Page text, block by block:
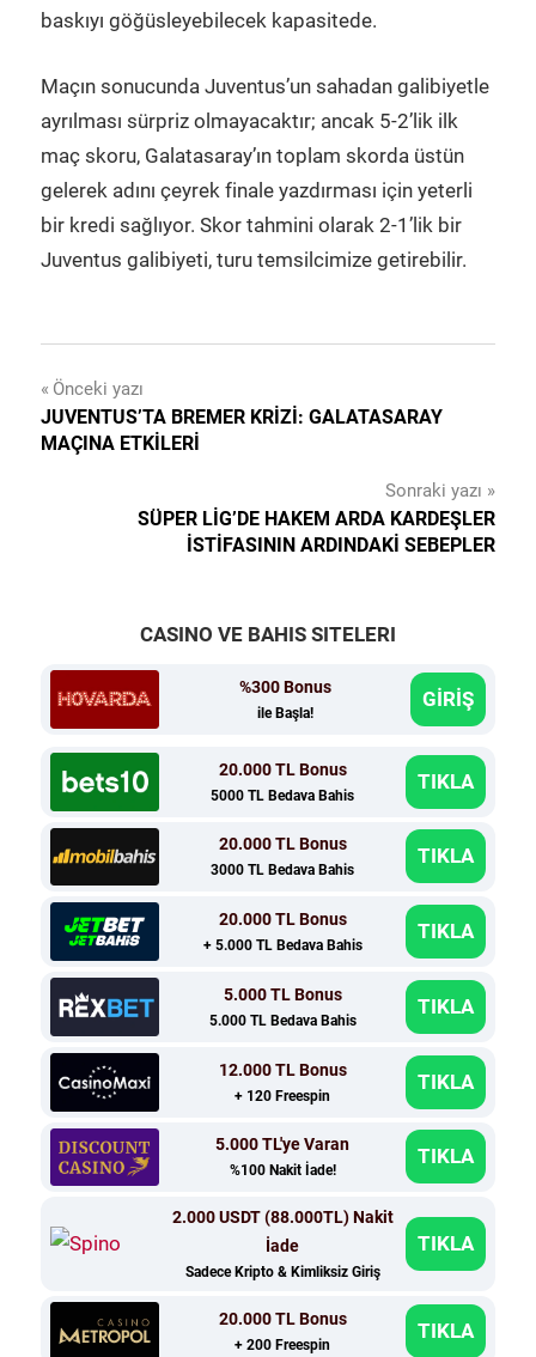
baskıyı göğüsleyebilecek kapasitede.
Maçın sonucunda Juventus’un sahadan galibiyetle
ayrılması sürpriz olmayacaktır; ancak 5-2’lik ilk
maç skoru, Galatasaray’ın toplam skorda üstün
gelerek adını çeyrek finale yazdırması için yeterli
bir kredi sağlıyor. Skor tahmini olarak 2-1’lik bir
Juventus galibiyeti, turu temsilcimize getirebilir.
Yazı
gezinmesi
Önceki yazı
JUVENTUS’TA BREMER KRIZI: GALATASARAY
MAÇINA ETKILERI
Sonraki yazı
SÜPER LIG’DE HAKEM ARDA KARDEŞLER
İSTIFASININ ARDINDAKI SEBEPLER
CASINO VE BAHIS SITELERI
%300 Bonus
ile Başla!
GİRİŞ
20.000 TL Bonus
5000 TL Bedava Bahis
TIKLA
20.000 TL Bonus
3000 TL Bedava Bahis
TIKLA
20.000 TL Bonus
+ 5.000 TL Bedava Bahis
TIKLA
5.000 TL Bonus
5.000 TL Bedava Bahis
TIKLA
12.000 TL Bonus
+ 120 Freespin
TIKLA
5.000 TL'ye Varan
%100 Nakit İade!
TIKLA
2.000 USDT (88.000TL) Nakit
İade
Sadece Kripto & Kimliksiz Giriş
TIKLA
20.000 TL Bonus
+ 200 Freespin
TIKLA